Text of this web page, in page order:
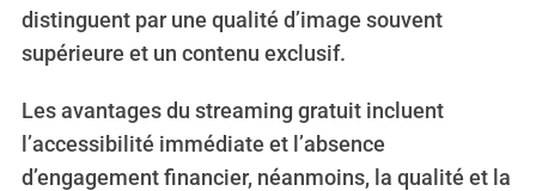
distinguent par une qualité d’image souvent
supérieure et un contenu exclusif.
Les avantages du streaming gratuit incluent
l’accessibilité immédiate et l’absence
d’engagement financier, néanmoins, la qualité et la